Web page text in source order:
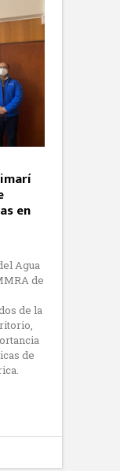
en
Agua
de
de la
de